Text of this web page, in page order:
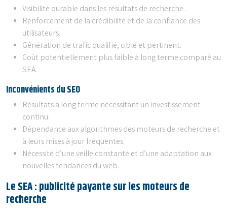
Visibilité durable dans les résultats de recherche.
Renforcement de la crédibilité et de la confiance des
utilisateurs.
Génération de trafic qualifié, ciblé et pertinent.
Coût potentiellement plus faible à long terme comparé au
SEA.
Inconvénients du SEO
Résultats à long terme nécessitant un investissement
continu.
Dépendance aux algorithmes des moteurs de recherche et
à leurs mises à jour fréquentes.
Nécessité d’une veille constante et d’une adaptation aux
nouvelles tendances du web.
Le SEA : publicité payante sur les moteurs de
recherche